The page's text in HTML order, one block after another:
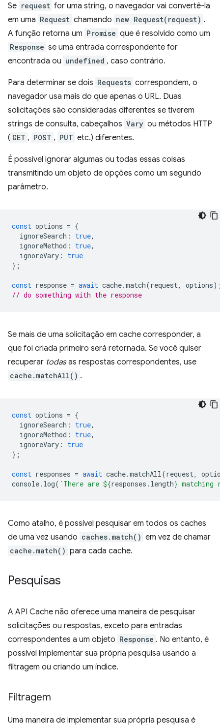
Se request for uma string, o navegador vai convertê-la
em uma Request chamando new Request(request) .
A função retorna um Promise que é resolvido como um
Response se uma entrada correspondente for
encontrada ou undefined , caso contrário.
Para determinar se dois Requests correspondem, o
navegador usa mais do que apenas o URL. Duas
solicitações são consideradas diferentes se tiverem
strings de consulta, cabeçalhos Vary ou métodos HTTP
( GET , POST , PUT etc.) diferentes.
É possível ignorar algumas ou todas essas coisas
transmitindo um objeto de opções como um segundo
parâmetro.
const options = {
ignoreSearch : true,
ignoreMethod : true,
ignoreVary :
true
};
const response = await cache.match(request, options
// do something with the response
Se mais de uma solicitação em cache corresponder, a
que foi criada primeiro será retornada. Se você quiser
recuperar todasas respostas correspondentes, use
cache.matchAll() .
const options = {
ignoreSearch : true,
ignoreMethod : true,
ignoreVary :
true
};
const responses = await cache.matchAll(request,
console. log( `There are ${responses . length} matching
Como atalho, é possível pesquisar em todos os caches
de uma vez usando caches.match() em vez de chamar
cache.match() para cada cache.
Pesquisas
A API Cache não oferece uma maneira de pesquisar
solicitações ou respostas, exceto para entradas
correspondentes a um objeto Response . No entanto, é
possível implementar sua própria pesquisa usando a
filtragem ou criando um índice.
Filtragem
Uma maneira de implementar sua própria pesquisa é